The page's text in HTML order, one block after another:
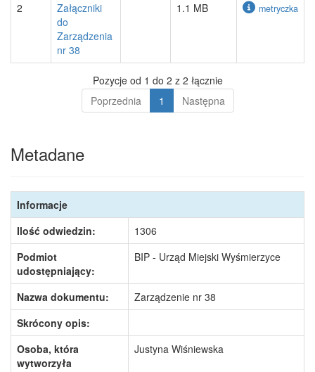
2
Załączniki
do
Zarządzenia
nr 38
1.1 MB metryczka
Pozycje od 1 do 2 z 2 łącznie
Poprzednia
1 Następna
Metadane
Informacje
Ilość odwiedzin:
1306
Podmiot
udostępniający:
BIP - Urząd Miejski Wyśmierzyce
Nazwa dokumentu:
Zarządzenie nr 38
Skrócony opis:
Osoba, która
wytworzyła
Justyna Wiśniewska